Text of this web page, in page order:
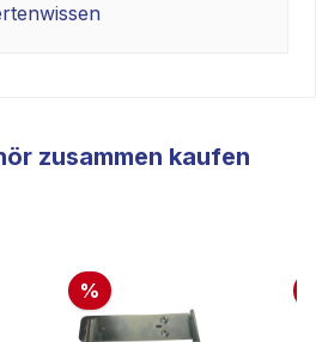
zusammen kaufen
%